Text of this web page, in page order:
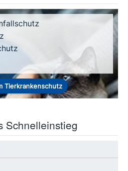
Tierkrankenschutz
Schnelleinstieg